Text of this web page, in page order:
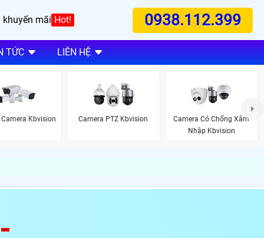
khuyến mãi Hot! 0938.112.399
TỨC LIÊN HỆ
Camera Kbvision Camera PTZ Kbvision
Camera Có Chống Xâm
Nhập Kbvision